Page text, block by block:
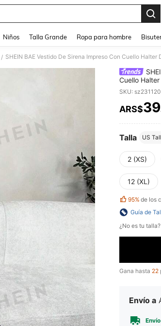
Niños Talla Grande Ropa para hombre
/ SHEIN BAE Vestido De Sirena Impreso Con Cuello
Cuello
SKU:
ARS$
Talla US
2 (XS)
12 (XL)
95% de los
Guía de
¿No es tu
Gana hasta 22
Envío a